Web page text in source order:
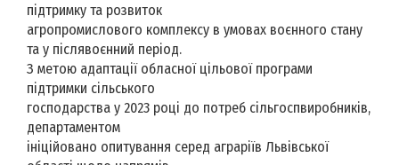
підтримку та розвиток
агропромислового комплексу в умовах воєнного стану
та у післявоєнний період.
З метою адаптації обласної цільової програми
підтримки сільського
господарства у 2023 році до потреб сільгоспвиробників,
департаментом
ініційовано опитування серед аграріїв Львівської